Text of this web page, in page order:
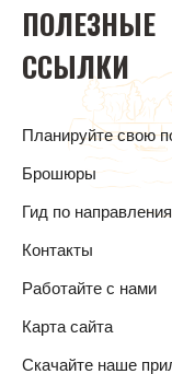
ПОЛЕЗНЫЕ
ССЫЛКИ
Планируйте свою
Брошюры
Гид по
Контакты
Работайте с нами
Карта сайта
Скачайте наше